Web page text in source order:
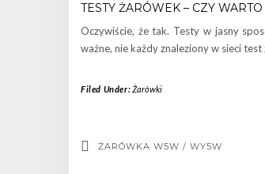
TESTY ŻARÓWEK – CZY
Oczywiście, że tak. Testy w jasny
ważne, nie każdy znaleziony w sieci
Filed Under:Żarówki
ŻARÓWKA W5W / WY5W